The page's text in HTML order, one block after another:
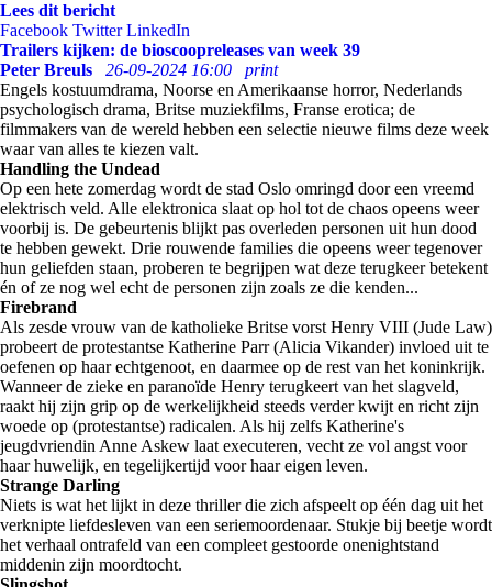
Lees dit bericht
Facebook Twitter LinkedIn
Trailers kijken: de bioscoopreleases van week 39
Peter Breuls
26-09-2024 16:00
print
Engels kostuumdrama, Noorse en Amerikaanse horror, Nederlands
psychologisch drama, Britse muziekfilms, Franse erotica; de
filmmakers van de wereld hebben een selectie nieuwe films deze week
waar van alles te kiezen valt.
Handling the Undead
Op een hete zomerdag wordt de stad Oslo omringd door een vreemd
elektrisch veld. Alle elektronica slaat op hol tot de chaos opeens weer
voorbij is. De gebeurtenis blijkt pas overleden personen uit hun dood
te hebben gewekt. Drie rouwende families die opeens weer tegenover
hun geliefden staan, proberen te begrijpen wat deze terugkeer betekent
én of ze nog wel echt de personen zijn zoals ze die kenden...
Firebrand
Als zesde vrouw van de katholieke Britse vorst Henry VIII (Jude Law)
probeert de protestantse Katherine Parr (Alicia Vikander) invloed uit te
oefenen op haar echtgenoot, en daarmee op de rest van het koninkrijk.
Wanneer de zieke en paranoïde Henry terugkeert van het slagveld,
raakt hij zijn grip op de werkelijkheid steeds verder kwijt en richt zijn
woede op (protestantse) radicalen. Als hij zelfs Katherine's
jeugdvriendin Anne Askew laat executeren, vecht ze vol angst voor
haar huwelijk, en tegelijkertijd voor haar eigen leven.
Strange Darling
Niets is wat het lijkt in deze thriller die zich afspeelt op één dag uit het
verknipte liefdesleven van een seriemoordenaar. Stukje bij beetje wordt
het verhaal ontrafeld van een compleet gestoorde onenightstand
middenin zijn moordtocht.